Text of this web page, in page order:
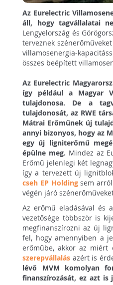
Az Eurelectric
áll, hogy tagvállalatai
Lengyelország és
terveznek
villamosenergia-
összes beépített
Az Eurelectric
így például a Magyar
tulajdonosa. De a
tulajdonosát, az RWE
Mátrai Erőműnek új
annyi bizonyos, hogy az
egy új ligniterőmű
épülne meg. Mindez az
Erőmű jelenlegi két
így a tervezett új
cseh EP Holdingsem arról
végén járó
Az erőmű eladásával és
vezetősége többször is
megfinanszírozni az új
fel, hogy amennyiben a
erőműbe, akkor az miért
szerepvállalás azért is
lévő MVM komolyan
finanszírozását, ez azt